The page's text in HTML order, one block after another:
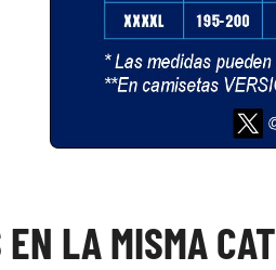
EN LA MISMA